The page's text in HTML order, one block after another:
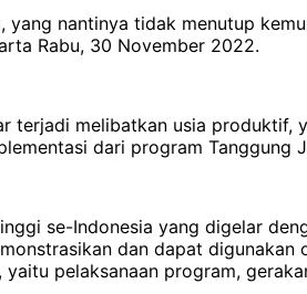
nantinya tidak menutup
Rabu, 30 November 2022.
terjadi melibatkan usia produktif,
dari program Tanggung
se-Indonesia yang digelar
dan dapat
pelaksanaan program,